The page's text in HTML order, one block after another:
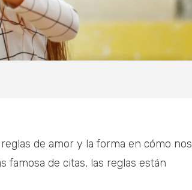
de amor y la forma en cómo nos
famosa de citas, las reglas están